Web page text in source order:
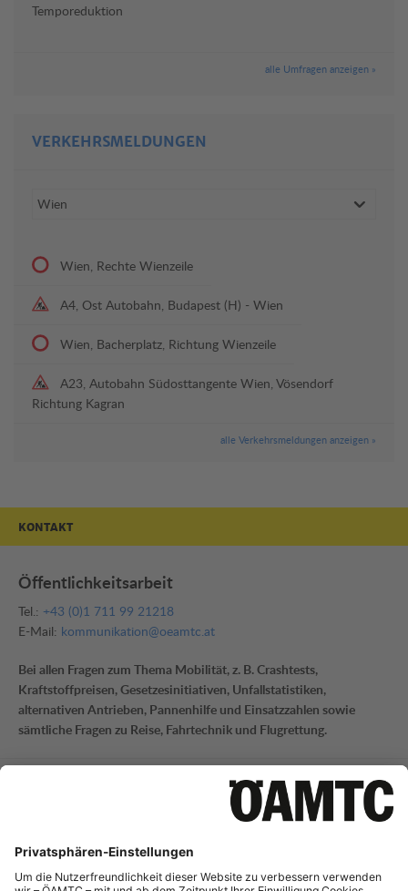
Temporeduktion
alle Umfragen anzeigen »
VERKEHRSMELDUNGEN
Wien, Rechte Wienzeile
A4, Ost Autobahn, Budapest (H) - Wien
Wien, Bacherplatz, Richtung Wienzeile
A23, Autobahn Südosttangente Wien, Vösendorf
Richtung Kagran
alle Verkehrsmeldungen anzeigen »
KONTAKT
Öffentlichkeitsarbeit
Tel.: +43 (0)1 711 99 21218
E-Mail: kommunikation@oeamtc.at
Bei allen Fragen zum Thema Mobilität, z. B. Crashtests,
Kraftstoffpreisen, Gesetzesinitiativen, Unfallstatistiken,
alternativen Antrieben, Pannenhilfe und Einsatzzahlen sowie
sämtliche Fragen zu Reise, Fahrtechnik und Flugrettung.
E-Mail:
mi-presse@oeamtc.at
Bei Fragen zur aktuellen Verkehrslage und Straßeninfrastruktur